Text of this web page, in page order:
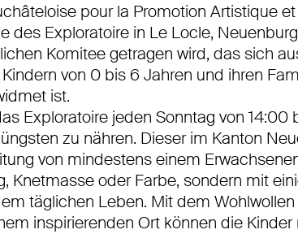
pour la Promotion Artistique
des Exploratoire in Le Locle,
Komitee getragen wird, das sich
von 0 bis 6 Jahren und ihren
ist.
Exploratoire jeden Sonntag von 14:00
zu nähren. Dieser im Kanton
von mindestens einem
Knetmasse oder Farbe, sondern mit
täglichen Leben. Mit dem
inspirierenden Ort können die